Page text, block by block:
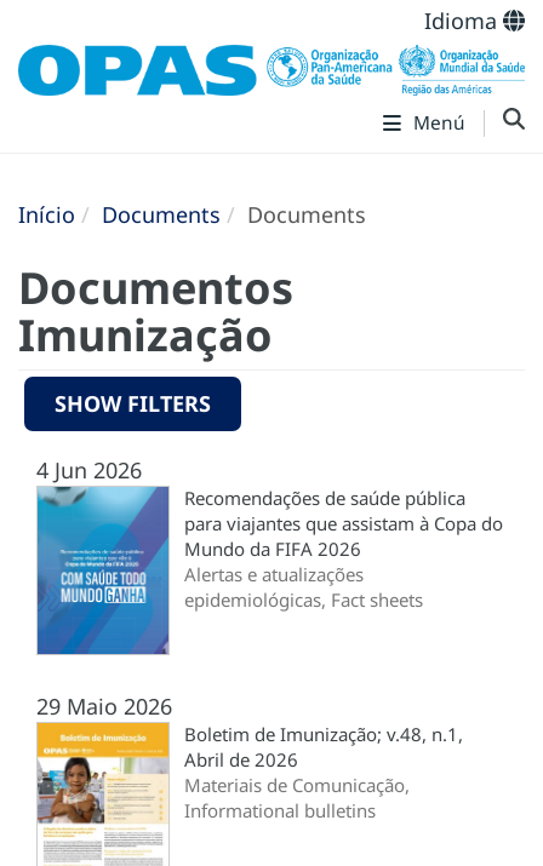
Idioma
Menú
Início Documents Documents
Documentos
Imunização
SHOW FILTERS
4 Jun 2026
Recomendações de saúde pública
para viajantes que assistam à Copa do
Mundo da FIFA 2026
Alertas e atualizações
epidemiológicas, Fact sheets
29 Maio 2026
Boletim de Imunização; v.48, n.1,
Abril de 2026
Materiais de Comunicação,
Informational bulletins